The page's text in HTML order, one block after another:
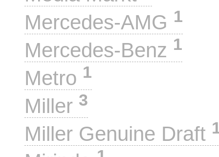
Mercedes-AMG 1
Mercedes-Benz 1
Metro 1
Miller 3
Miller Genuine Draft